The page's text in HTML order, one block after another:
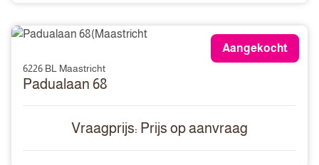
Aangekocht
6226 BL Maastricht
Padualaan 68
Vraagprijs: Prijs op aanvraag